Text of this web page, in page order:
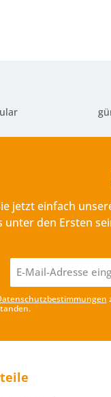
jetzt einfach
unter den Ersten